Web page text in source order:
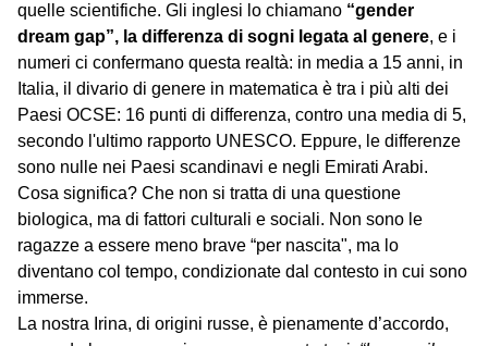
quelle scientifiche. Gli inglesi lo chiamano “gender
dream gap”, la differenza di sogni legata al genere, e i
numeri ci confermano questa realtà: in media a 15 anni, in
Italia, il divario di genere in matematica è tra i più alti dei
Paesi OCSE: 16 punti di differenza, contro una media di 5,
secondo l'ultimo rapporto UNESCO. Eppure, le differenze
sono nulle nei Paesi scandinavi e negli Emirati Arabi.
Cosa significa? Che non si tratta di una questione
biologica, ma di fattori culturali e sociali. Non sono le
ragazze a essere meno brave “per nascita", ma lo
diventano col tempo, condizionate dal contesto in cui sono
immerse.
La nostra Irina, di origini russe, è pienamente d’accordo,